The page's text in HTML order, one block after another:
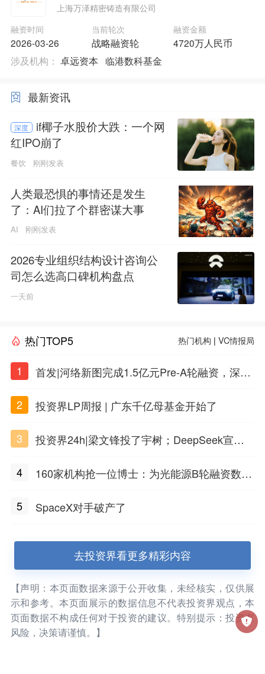
上海万泽精密铸造有限公司
融资时间
2026-03-26
当前轮次
战略融资轮
融资金额
4720万人民币
涉及机构： 卓远资本 临港数科基金
最新资讯
深度
if椰子水股价大跌：一个网
红IPO崩了
餐饮 刚刚发表
人类最恐惧的事情还是发生
了：AI们拉了个群密谋大事
AI 刚刚发表
2026专业组织结构设计咨询公
司怎么选高口碑机构盘点
一天前
热门TOP5 热门机构 |VC情报局
1
首发|河络新图完成1.5亿元Pre-A轮融资，深耕i
2
投资界LP周报 | 广东千亿母基金开始了
3
投资界24h|梁文锋投了宇树；DeepSeek宣布
4
160家机构抢一位博士：为光能源B轮融资数亿
5
SpaceX对手破产了
去投资界看更多精彩内容
【声明：本页面数据来源于公开收集，未经核实，仅供展
示和参考。本页面展示的数据信息不代表投资界观点，本
页面数据不构成任何对于投资的建议。特别提示：投资有
风险，决策请谨慎。】